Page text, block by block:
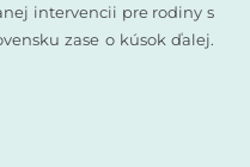
intervencii pre rodiny s
zase o kúsok ďalej.